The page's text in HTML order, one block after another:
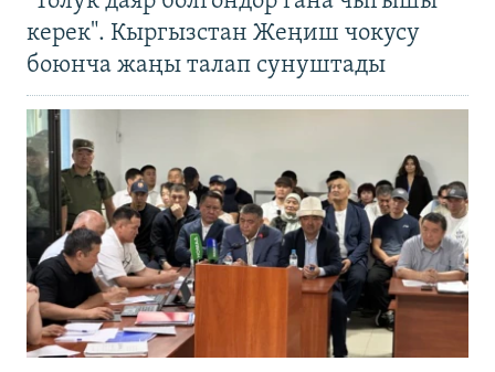
керек". Кыргызстан Жеңиш чокусу
боюнча жаңы талап сунуштады